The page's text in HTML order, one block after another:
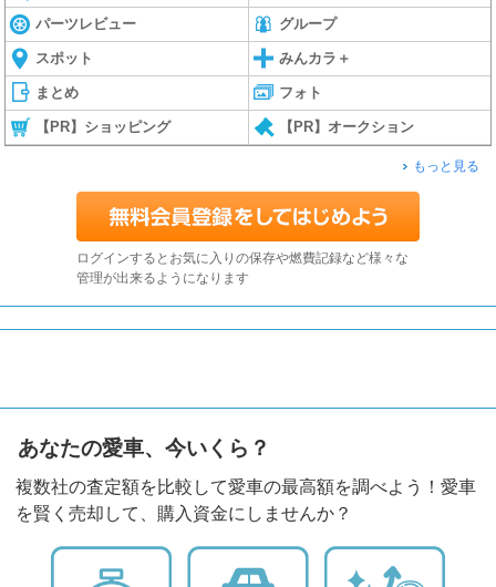
パーツレビュー グループ
スポット みんカラ＋
まとめ フォト
【PR】ショッピング 【PR】オークション
もっと見る
ログインするとお気に入りの保存や燃費記録など様々な
管理が出来るようになります
あなたの愛車、今いくら？
複数社の査定額を比較して愛車の最高額を調べよう！愛車
を賢く売却して、購入資金にしませんか？